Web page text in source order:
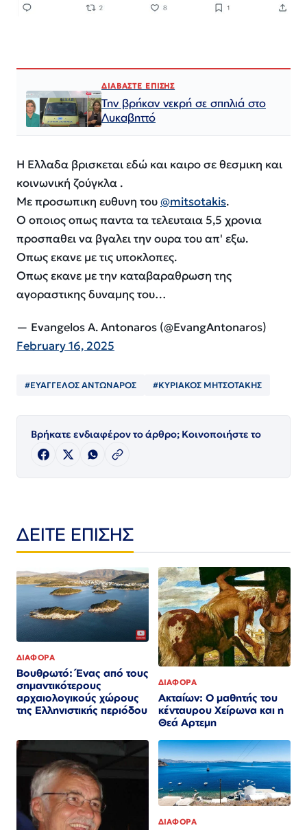
ΔΙΑΒΑΣΤΕ ΕΠΙΣΗΣ
Την βρήκαν νεκρή σε σπηλιά στο
Λυκαβηττό
Η Ελλαδα βρισκεται εδώ και καιρο σε θεσμικη και
κοινωνική ζούγκλα .
Με προσωπικη ευθυνη του@mitsotakis.
O οποιος οπως παντα τα τελευταια 5,5 χρονια
προσπαθει να βγαλει την ουρα του απ' εξω.
Οπως εκανε με τις υποκλοπες.
Οπως εκανε με την καταβαραθρωση της
αγοραστικης δυναμης του…
— Evangelos Α. Antonaros (@EvangAntonaros)
February 16, 2025
#ΕΥΑΓΓΕΛΟΣ ΑΝΤΩΝΑΡΟΣ #ΚΥΡΙΑΚΟΣ ΜΗΤΣΟΤΑΚΗΣ
Βρήκατε ενδιαφέρον το άρθρο; Κοινοποιήστε το
ΔΕΙΤΕ ΕΠΙΣΗΣ
ΔΙΑΦΟΡΑ
Βουθρωτό: Ένας από τους
σημαντικότερους
αρχαιολογικούς χώρους
της Ελληνιστικής περιόδου
ΔΙΑΦΟΡΑ
Ακταίων: Ο μαθητής του
κένταυρου Χείρωνα και η
Θεά Αρτεμη
ΔΙΑΦΟΡΑ